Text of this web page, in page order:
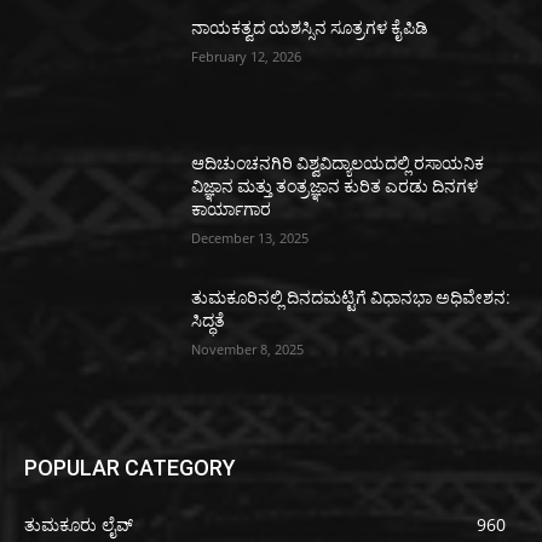
ನಾಯಕತ್ವದ ಯಶಸ್ಸಿನ ಸೂತ್ರಗಳ ಕೈಪಿಡಿ
February 12, 2026
ಆದಿಚುಂಚನಗಿರಿ ವಿಶ್ವವಿದ್ಯಾಲಯದಲ್ಲಿ ರಸಾಯನಿಕ
ವಿಜ್ಞಾನ ಮತ್ತು ತಂತ್ರಜ್ಞಾನ ಕುರಿತ ಎರಡು ದಿನಗಳ
ಕಾರ್ಯಾಗಾರ
December 13, 2025
ತುಮಕೂರಿನಲ್ಲಿ ದಿನದಮಟ್ಟಿಗೆ ವಿಧಾನಭಾ ಅಧಿವೇಶನ:
ಸಿದ್ಧತೆ
November 8, 2025
POPULAR CATEGORY
ತುಮಕೂರು ಲೈವ್ 960